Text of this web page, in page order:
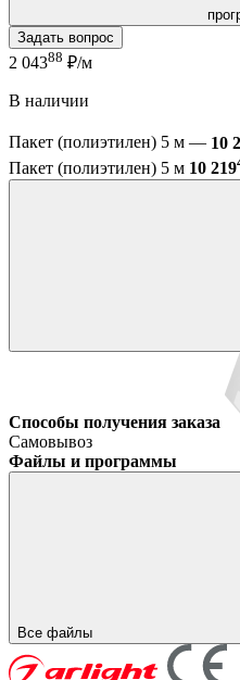
Задать вопрос
2 04388 ₽/м
В наличии
Пакет (полиэтилен) 5 м — 10
Пакет (полиэтилен) 5 м 10 219
Способы получения заказа
Самовывоз
Файлы и программы
Все файлы